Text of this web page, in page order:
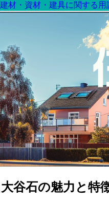
最高の家を作るための知識！専門用
大谷石の魅力と特
建材・資材・建具に関する用
建材・資材・建具に関する用
建材・資材・建具に関する用
建材・資材・建具に関する用
建材・資材・建具に関する用
建材・資材・建具に関する用
建材・資材・建具に関する用